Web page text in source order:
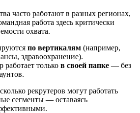
часто работают в разных регионах,
работа здесь критически
охвата.
по вертикалям (например,
здравоохранение).
только в своей папке — без
рекрутеров могут работать
сегменты — оставаясь